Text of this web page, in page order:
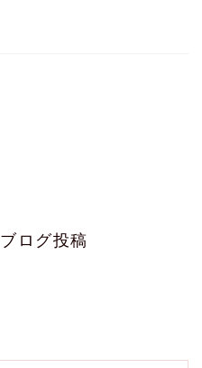
ブログ投稿